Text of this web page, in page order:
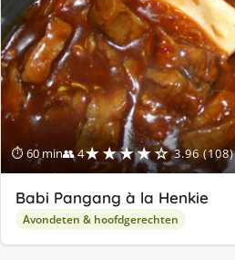
⏱ 60 min👥 4★★★★☆ 3.96 (108)
Babi Pangang à la Henkie
Avondeten & hoofdgerechten